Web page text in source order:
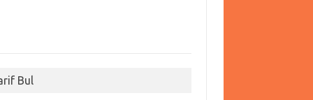
Bul